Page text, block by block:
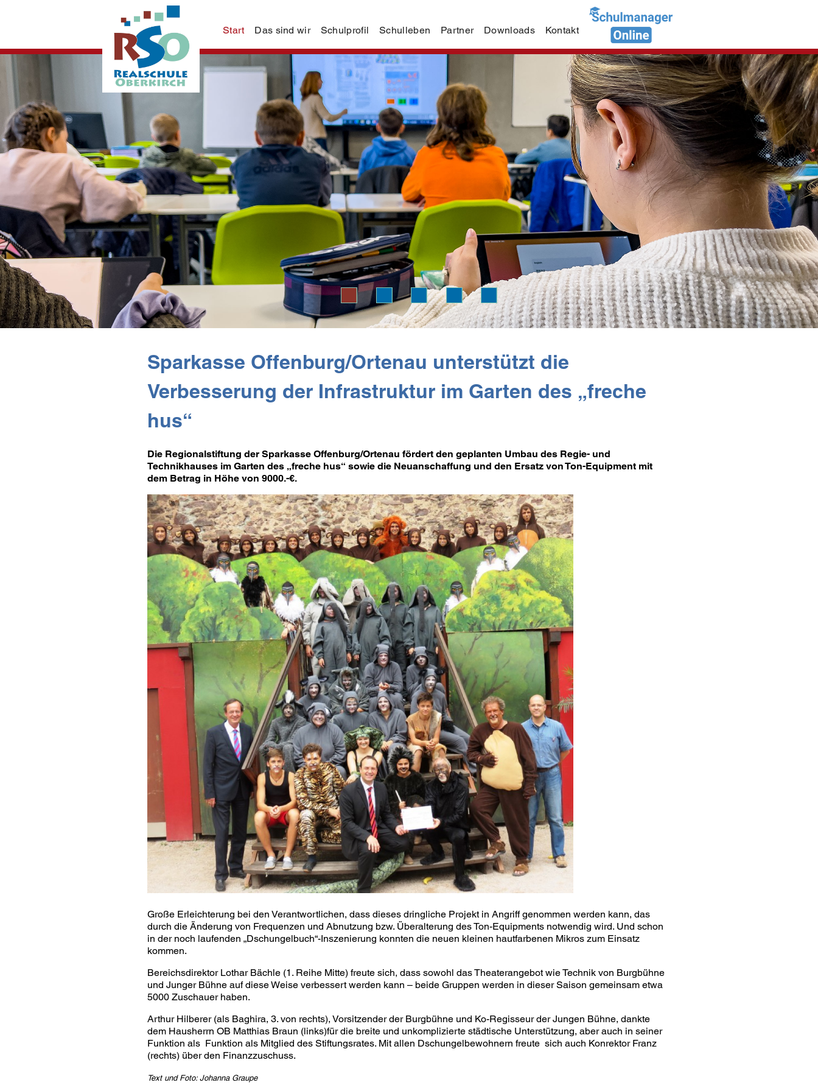
Start Das sind wir Schulprofil Schulleben Partner Downloads Kontakt
Sparkasse Offenburg/Ortenau unterstützt die
Verbesserung der Infrastruktur im Garten des „freche
hus“
Die Regionalstiftung der Sparkasse Offenburg/Ortenau fördert den geplanten Umbau des Regie- und
Technikhauses im Garten des „freche hus“ sowie die Neuanschaffung und den Ersatz von Ton-Equipment mit
dem Betrag in Höhe von 9000.-€.
Große Erleichterung bei den Verantwortlichen, dass dieses dringliche Projekt in Angriff genommen werden kann, das
durch die Änderung von Frequenzen und Abnutzung bzw. Überalterung des Ton-Equipments notwendig wird. Und schon
in der noch laufenden „Dschungelbuch“-Inszenierung konnten die neuen kleinen hautfarbenen Mikros zum Einsatz
kommen.
Bereichsdirektor Lothar Bächle (1. Reihe Mitte) freute sich, dass sowohl das Theaterangebot wie Technik von Burgbühne
und Junger Bühne auf diese Weise verbessert werden kann – beide Gruppen werden in dieser Saison gemeinsam etwa
5000 Zuschauer haben.
Arthur Hilberer (als Baghira, 3. von rechts), Vorsitzender der Burgbühne und Ko-Regisseur der Jungen Bühne, dankte
dem Hausherrn OB Matthias Braun (links)für die breite und unkomplizierte städtische Unterstützung, aber auch in seiner
Funktion als Funktion als Mitglied des Stiftungsrates. Mit allen Dschungelbewohnern freute sich auch Konrektor Franz
(rechts) über den Finanzzuschuss.
Text und Foto: Johanna Graupe